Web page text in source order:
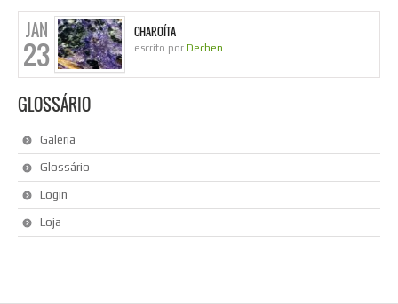
JAN
23
CHAROÍTA
escrito por Dechen
GLOSSÁRIO
Galeria
Glossário
Login
Loja